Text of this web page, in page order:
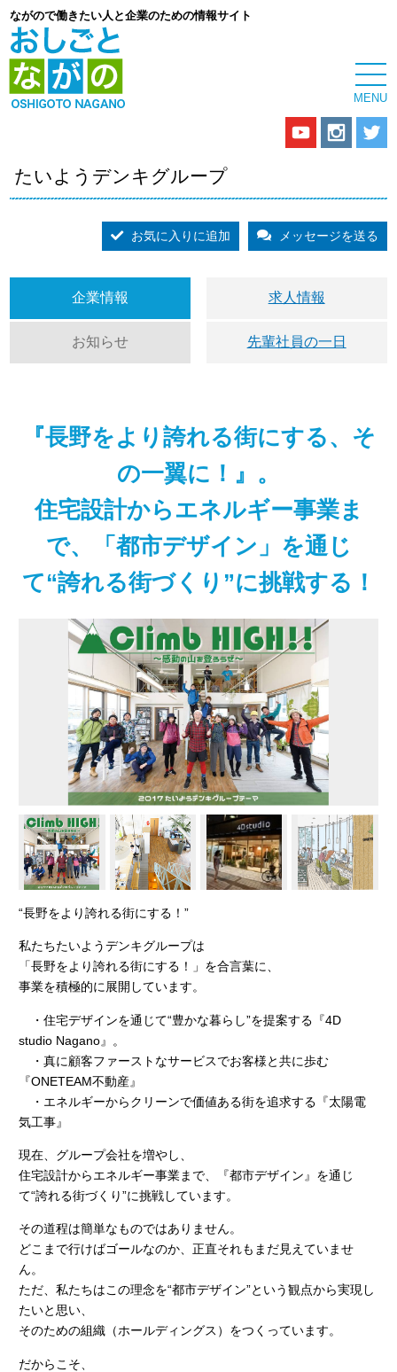
ながので働きたい人と企業のための情報サイト
たいようデンキグループ
お気に入りに追加 メッセージを送る
企業情報 求人情報
お知らせ 先輩社員の一日
『長野をより誇れる街にする、そ
の一翼に！』。
住宅設計からエネルギー事業ま
で、「都市デザイン」を通じ
て“誇れる街づくり”に挑戦する！
“長野をより誇れる街にする！”
私たちたいようデンキグループは
「長野をより誇れる街にする！」を合言葉に、
事業を積極的に展開しています。
・住宅デザインを通じて“豊かな暮らし”を提案する『4D
studio Nagano』。
・真に顧客ファーストなサービスでお客様と共に歩む
『ONETEAM不動産』
・エネルギーからクリーンで価値ある街を追求する『太陽電
気工事』
現在、グループ会社を増やし、
住宅設計からエネルギー事業まで、『都市デザイン』を通じ
て“誇れる街づくり”に挑戦しています。
その道程は簡単なものではありません。
どこまで行けばゴールなのか、正直それもまだ見えていませ
ん。
ただ、私たちはこの理念を“都市デザイン”という観点から実現し
たいと思い、
そのための組織（ホールディングス）をつくっています。
だからこそ、